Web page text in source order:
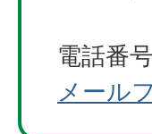
電話番
メール